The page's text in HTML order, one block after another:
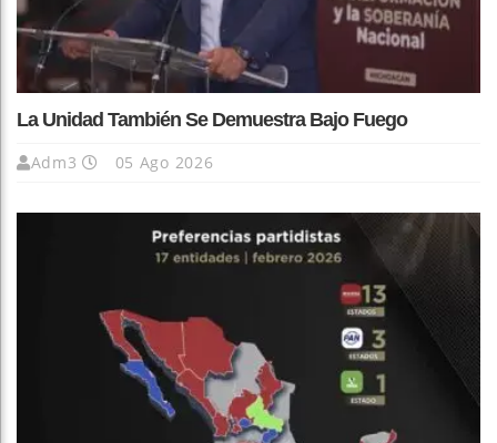
La Unidad También Se Demuestra Bajo Fuego
Adm3 05 Ago 2026